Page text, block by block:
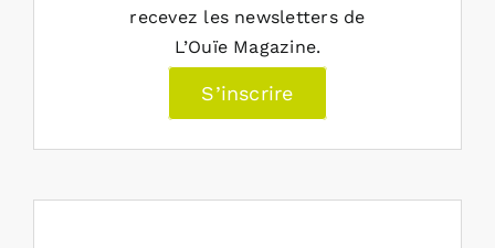
recevez les newsletters de
L’Ouïe Magazine.
S’inscrire